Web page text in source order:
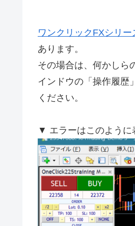
ワンクリックFXシリー
あります。
その場合は、何かしら
インドウの「操作履歴
ください。
▼ エラーはこのように